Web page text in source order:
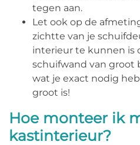
tegen aan.
Let ook op de
zichtte van je
interieur te kunnen is
schuifwand van groot
wat je exact nodig
groot is!
Hoe monteer ik
kastinterieur?